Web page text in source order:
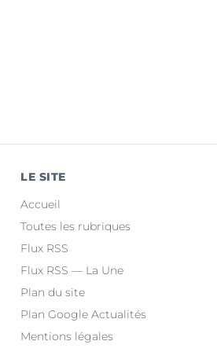
LE SITE
Accueil
Toutes les rubriques
Flux RSS
Flux RSS — La Une
Plan du site
Plan Google Actualités
Mentions légales